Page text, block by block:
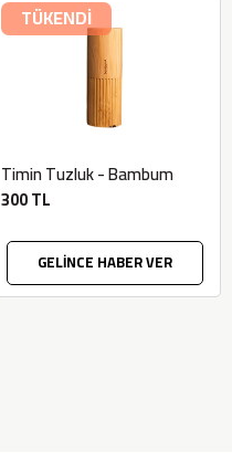
TÜKENDİ
Timin Tuzluk - Bambum
300 TL
GELİNCE HABER VER